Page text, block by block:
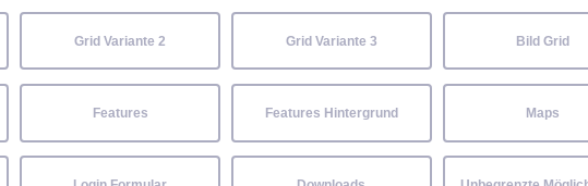
Grid Variante 2 Grid Variante 3 Bild Grid
Features Features Hintergrund Maps